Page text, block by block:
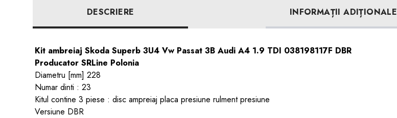
DESCRIERE INFORMAȚII ADIȚIONALE
Kit ambreiaj Skoda Superb 3U4 Vw Passat 3B Audi A4 1.9 TDI 038198117F DBR
Producator SRLine Polonia
Diametru [mm] 228
Numar dinti : 23
Kitul contine 3 piese : disc ampreiaj placa presiune rulment presiune
Versiune DBR